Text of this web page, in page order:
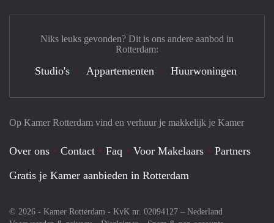
Op Kamer Rotterdam vind en verhuur je makkelijk je Kamer
Over ons Contact Faq Voor Makelaars
Partners
Gratis je Kamer aanbieden in Rotterdam
© 2026 - Kamer Rotterdam - KvK nr. 02094127 – Nederland
Niks leuks gevonden? Dit is ons andere aanbod in
Rotterdam:
Studio's Appartementen Huurwoningen